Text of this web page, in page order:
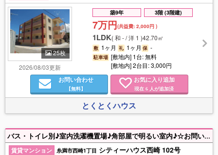
25枚
2026/08/03更新
築9年 3階 (3階建)
7万円(共益費:2,000円 )
1LDK(和 - / 洋 1 )42.70㎡
敷 1ヶ月 礼 1ヶ月保 -
駐車場 [敷地内] 1台: 無料
[敷地内] 2台目: 3,000円
お問い合わせ
【無料】
お気に入り追加
現在 6 人が追加済
とくとくハウス
バス・トイレ別♪室内洗濯機置場♪角部屋で明るい室内♪☆お問い合わせは０９８－８５１－３２９１とくとくハウスまで！
賃貸マンション
糸満市西崎1丁目 シティーハウス西崎 102号